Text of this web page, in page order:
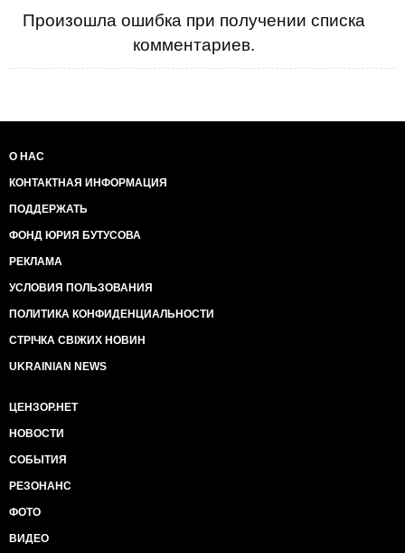
Произошла ошибка при получении списка
комментариев.
О НАС
КОНТАКТНАЯ ИНФОРМАЦИЯ
ПОДДЕРЖАТЬ
ФОНД ЮРИЯ БУТУСОВА
РЕКЛАМА
УСЛОВИЯ ПОЛЬЗОВАНИЯ
ПОЛИТИКА КОНФИДЕНЦИАЛЬНОСТИ
СТРІЧКА СВІЖИХ НОВИН
UKRAINIAN NEWS
ЦЕНЗОР.НЕТ
НОВОСТИ
СОБЫТИЯ
РЕЗОНАНС
ФОТО
ВИДЕО